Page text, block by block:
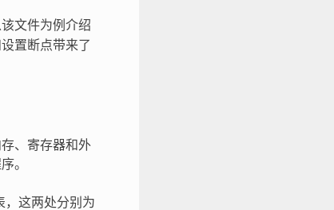
文件为例介绍
置断点带来了
、寄存器和外
。
，这两处分别为